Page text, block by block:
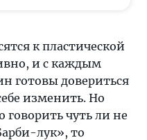
к пластической
и с каждым
готовы довериться
изменить. Но
чуть ли не
лук», то